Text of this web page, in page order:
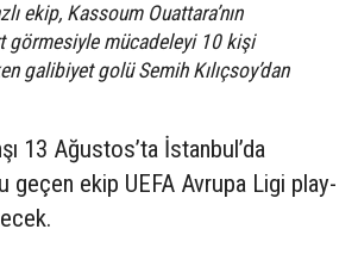
ekip, Kassoum Ouattara’nın
görmesiyle mücadeleyi 10 kişi
galibiyet golü Semih Kılıçsoy’dan
13 Ağustos’ta İstanbul’da
geçen ekip UEFA Avrupa Ligi play-